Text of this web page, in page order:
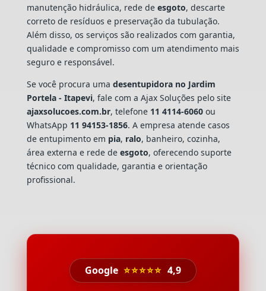
manutenção hidráulica, rede de esgoto, descarte
correto de resíduos e preservação da tubulação.
Além disso, os serviços são realizados com garantia,
qualidade e compromisso com um atendimento mais
seguro e responsável.
Se você procura uma desentupidora no Jardim
Portela - Itapevi, fale com a Ajax Soluções pelo site
ajaxsolucoes.com.br, telefone 11 4114-6060ou
WhatsApp 11 94153-1856. A empresa atende casos
de entupimento em pia, ralo, banheiro, cozinha,
área externa e rede de esgoto, oferecendo suporte
técnico com qualidade, garantia e orientação
profissional.
Google ⭐⭐⭐⭐⭐ 4,9